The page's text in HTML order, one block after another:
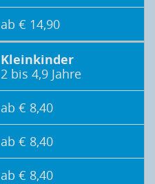
ab € 14,90
Kleinkinder
2 bis 4,9 Jahre
ab € 8,40
ab € 8,40
ab € 8,40